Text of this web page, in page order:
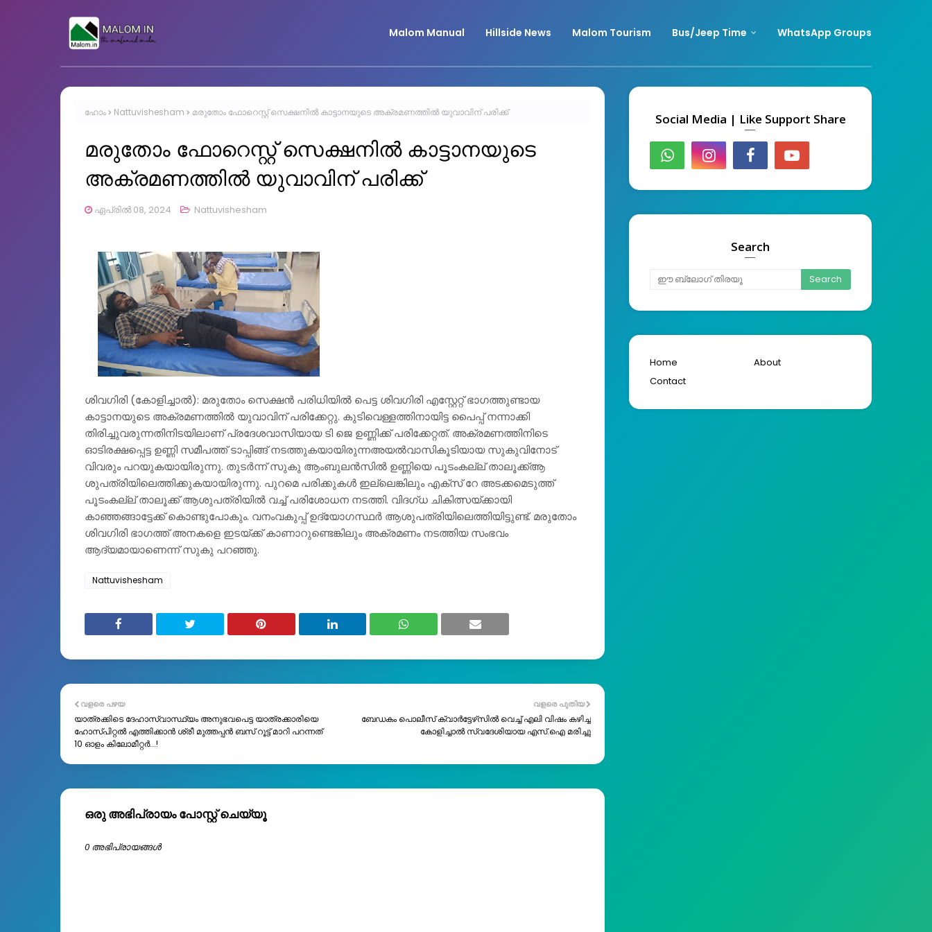
Malom Manual Hillside News Malom Tourism Bus/Jeep Time WhatsApp Groups
ഹോം Nattuvishesham മരുതോം ഫോറെസ്റ്റ് സെക്ഷനിൽ കാട്ടാനയുടെ അക്രമണത്തില്‍ യുവാവിന് പരിക്ക്
മരുതോം ഫോറെസ്റ്റ് സെക്ഷനിൽ കാട്ടാനയുടെ
അക്രമണത്തില്‍ യുവാവിന് പരിക്ക്
ഏപ്രിൽ 08, 2024 Nattuvishesham
ശിവഗിരി (കോളിച്ചാൽ): മരുതോം സെക്ഷൻ പരിധിയിൽ പെട്ട ശിവഗിരി എസ്റ്റേറ്റ് ഭാഗത്തുണ്ടായ
കാട്ടാനയുടെ അക്രമണത്തില്‍ യുവാവിന് പരിക്കേറ്റു. കുടിവെള്ളത്തിനായിട്ട പൈപ്പ് നന്നാക്കി
തിരിച്ചുവരുന്നതിനിടയിലാണ് പ്രദേശവാസിയായ ടി ജെ ഉണ്ണിക്ക് പരിക്കേറ്റത്. അക്രമണത്തിനിടെ
ഓടിരക്ഷപ്പെട്ട ഉണ്ണി സമീപത്ത് ടാപ്പിങ്ങ് നടത്തുകയായിരുന്നഅയല്‍വാസികൂടിയായ സുകുവിനോട്
വിവരും പറയുകയായിരുന്നു. തുടര്‍ന്ന് സുകു ആംബുലന്‍സില്‍ ഉണ്ണിയെ പൂടംകല്ല് താലൂക്ക്ആ
ശുപത്രിയിലെത്തിക്കുകയായിരുന്നു. പുറമെ പരിക്കുകള്‍ ഇല്ലെങ്കിലും എക്‌സ് റേ അടക്കമെടുത്ത്
പൂടംകല്ല് താലൂക്ക് ആശുപത്രിയില്‍ വച്ച് പരിശോധന നടത്തി. വിദഗ്ധ ചികിത്സയ്ക്കായി
കാഞ്ഞങ്ങാട്ടേക്ക് കൊണ്ടുപോകും. വനംവകുപ്പ് ഉദ്യോഗസ്ഥര്‍ ആശുപത്രിയിലെത്തിയിട്ടുണ്ട്. മരുതോം
ശിവഗിരി ഭാഗത്ത്‌ അനകളെ ഇടയ്ക്ക് കാണാറുണ്ടെങ്കിലും അക്രമണം നടത്തിയ സംഭവം
ആദ്യമായാണെന്ന് സുകു പറഞ്ഞു.
Nattuvishesham
വളരെ പുതിയ
ബേഡകം പൊലീസ് ക്വാർട്ടേഴ്‌സിൽ വെച്ച് എലി വിഷം കഴിച്ച
കോളിച്ചാൽ സ്വദേശിയായ എസ്.ഐ മരിച്ചു
വളരെ പഴയ
യാത്രക്കിടെ ദേഹാസ്വാസ്ഥ്യം അനുഭവപെട്ട യാത്രക്കാരിയെ
ഹോസ്പിറ്റൽ എത്തിക്കാൻ ശ്രീ മുത്തപ്പൻ ബസ് റൂട്ട് മാറി പറന്നത്
10 ഓളം കിലോമീറ്റർ...!
ഒരു അഭിപ്രായം പോസ്റ്റ് ചെയ്യൂ
0 അഭിപ്രായങ്ങള്‍
Social Media | Like Support Share
Search
Home
About
Contact